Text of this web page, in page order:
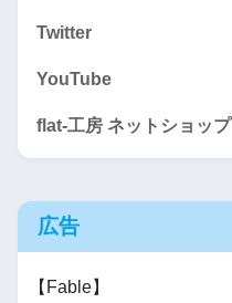
Twitter
YouTube
flat-工房 ネットショップ
広告
【Fable】